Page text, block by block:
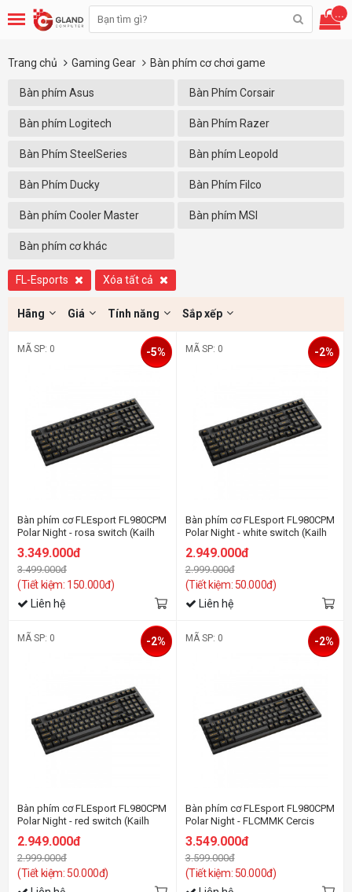
...
Trang chủ Gaming Gear Bàn phím cơ chơi game
Bàn phím Asus Bàn Phím Corsair
Bàn phím Logitech Bàn Phím Razer
Bàn Phím SteelSeries Bàn phím Leopold
Bàn Phím Ducky Bàn Phím Filco
Bàn phím Cooler Master Bàn phím MSI
Bàn phím cơ khác
FL-Esports Xóa tất cả
Hãng Giá Tính năng Sắp xếp
MÃ SP: 0
Bàn phím cơ FLEsport FL980CPM
Polar Night - rosa switch (Kailh
3.349.000đ
3.499.000đ
(Tiết kiệm: 150.000đ)
-5%
Liên hệ
MÃ SP: 0
Bàn phím cơ FLEsport FL980CPM
Polar Night - white switch (Kailh
2.949.000đ
2.999.000đ
(Tiết kiệm: 50.000đ)
-2%
Liên hệ
MÃ SP: 0
Bàn phím cơ FLEsport FL980CPM
Polar Night - red switch (Kailh
box)
2.949.000đ
2.999.000đ
(Tiết kiệm: 50.000đ)
-2% MÃ SP: 0
Bàn phím cơ FLEsport FL980CPM
Polar Night - FLCMMK Cercis
switch
3.549.000đ
3.599.000đ
(Tiết kiệm: 50.000đ)
-2%